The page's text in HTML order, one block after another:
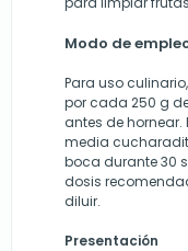
Modo de
Para uso
por cada 250 g
antes de
media
boca durante 30
dosis
diluir.
Presentación